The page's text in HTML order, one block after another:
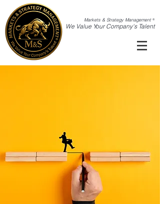
Markets & Strategy Management®
We Value Your Company's Talent